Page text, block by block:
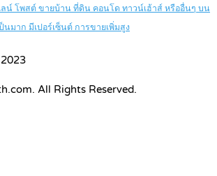
น์ โพสต์ ขายบ้าน ที่ดิน คอนโด ทาวน์เฮ้าส์ หรืออื่นๆ บน
ป็นมาก มีเปอร์เซ็นต์ การขายเพิ่มสูง
All Rights Reserved.